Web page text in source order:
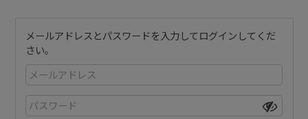
メールアドレスとパスワードを入力してログインしてくだ
さい。